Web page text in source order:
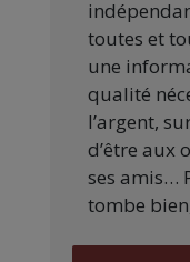
toutes et
une
qualité
l’argent,
d’être aux
ses amis…
tombe